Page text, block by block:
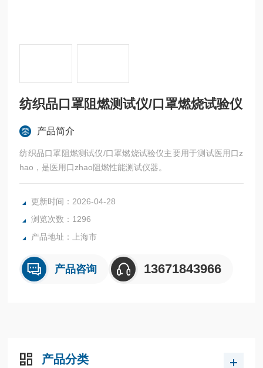
纺织品口罩阻燃测试仪/口罩燃烧试验仪
产品简介
纺织品口罩阻燃测试仪/口罩燃烧试验仪主要用于测试医用口z
hao，是医用口zhao阻燃性能测试仪器。
更新时间：2026-04-28
浏览次数：1296
产品地址：上海市
产品咨询 13671843966
产品分类